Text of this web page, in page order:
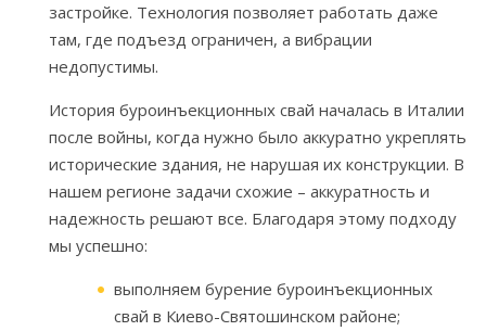
застройке. Технология позволяет работать даже
там, где подъезд ограничен, а вибрации
недопустимы.
История буроинъекционных свай началась в Италии
после войны, когда нужно было аккуратно укреплять
исторические здания, не нарушая их конструкции. В
нашем регионе задачи схожие – аккуратность и
надежность решают все. Благодаря этому подходу
мы успешно:
выполняем бурение буроинъекционных
свай в Киево-Святошинском районе;